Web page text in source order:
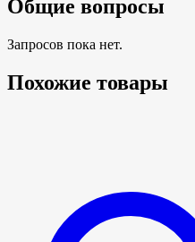
Общие вопросы
Запросов пока нет.
Похожие товары